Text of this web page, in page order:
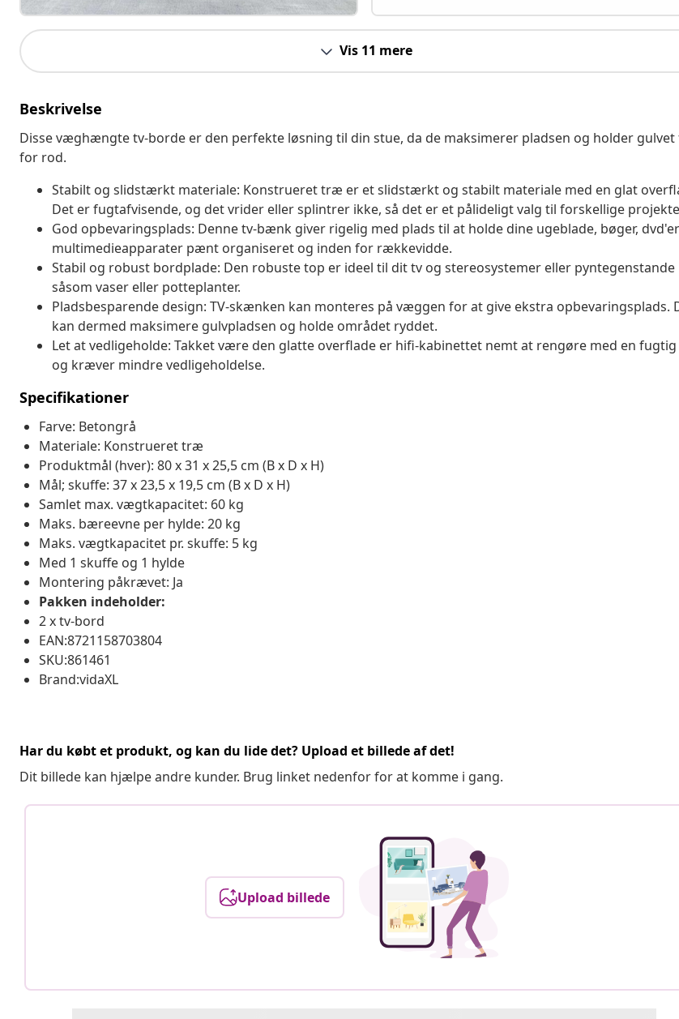
Vis 11 mere
Beskrivelse
Disse væghængte tv-borde er den perfekte løsning til din stue, da de maksimerer pladsen og holder gulvet
for rod.
Stabilt og slidstærkt materiale: Konstrueret træ er et slidstærkt og stabilt materiale med en glat
Det er fugtafvisende, og det vrider eller splintrer ikke, så det er et pålideligt valg til forskellige
God opbevaringsplads: Denne tv-bænk giver rigelig med plads til at holde dine ugeblade, bøger,
multimedieapparater pænt organiseret og inden for rækkevidde.
Stabil og robust bordplade: Den robuste top er ideel til dit tv og stereosystemer eller pyntegenstande
såsom vaser eller potteplanter.
Pladsbesparende design: TV-skænken kan monteres på væggen for at give ekstra opbevaringsplads.
kan dermed maksimere gulvpladsen og holde området ryddet.
Let at vedligeholde: Takket være den glatte overflade er hifi-kabinettet nemt at rengøre med en
og kræver mindre vedligeholdelse.
Specifikationer
Farve: Betongrå
Materiale: Konstrueret træ
Produktmål (hver): 80 x 31 x 25,5 cm (B x D x H)
Mål; skuffe: 37 x 23,5 x 19,5 cm (B x D x H)
Samlet max. vægtkapacitet: 60 kg
Maks. bæreevne per hylde: 20 kg
Maks. vægtkapacitet pr. skuffe: 5 kg
Med 1 skuffe og 1 hylde
Montering påkrævet: Ja
Pakken indeholder:
2 x tv-bord
EAN:8721158703804
SKU:861461
Brand:vidaXL
Har du købt et produkt, og kan du lide det? Upload et billede af det!
Dit billede kan hjælpe andre kunder. Brug linket nedenfor for at komme i gang.
Upload billede